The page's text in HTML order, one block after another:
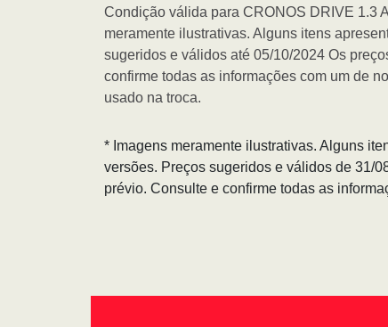
Condição válida para CRONOS DRIVE 1.3
meramente ilustrativas. Alguns itens
sugeridos e válidos até 05/10/2024 Os
confirme todas as informações com um de
usado na troca.
* Imagens meramente ilustrativas. Alguns
versões. Preços sugeridos e válidos de 31/
prévio. Consulte e confirme todas as